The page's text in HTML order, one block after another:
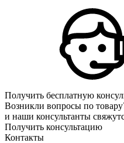
Получить бесплатную
Возникли вопросы по
и наши консультанты
Получить консультацию
Контакты